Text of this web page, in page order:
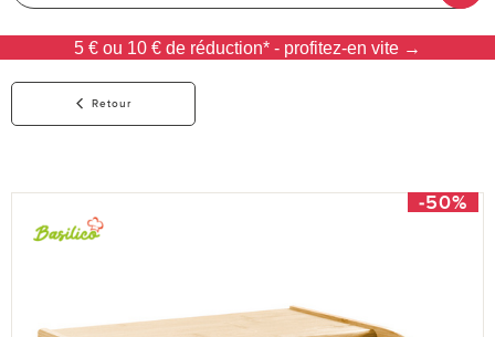
5 € ou 10 € de réduction* - profitez-en vite →
Retour
-50%